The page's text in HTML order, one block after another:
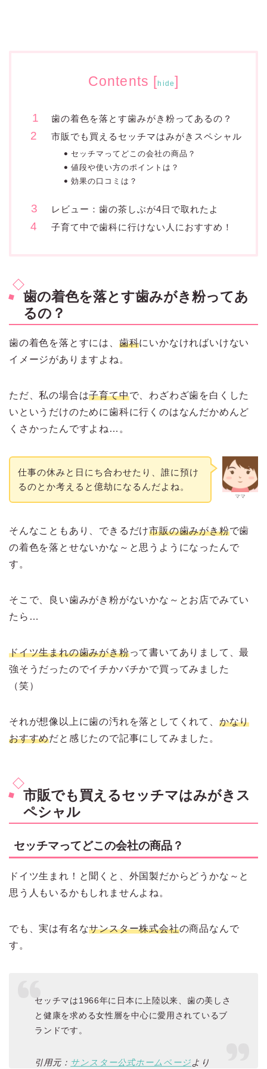
Contents [hide]
歯の着色を落とす歯みがき粉ってあるの？
市販でも買えるセッチマはみがきスペシャル
セッチマってどこの会社の商品？
値段や使い方のポイントは？
効果の口コミは？
レビュー：歯の茶しぶが4日で取れたよ
子育て中で歯科に行けない人におすすめ！
歯の着色を落とす歯みがき粉ってあ
るの？
歯の着色を落とすには、 歯科にいかなければいけない
イメージがありますよね。
ただ、私の場合は子育て中で、わざわざ歯を白くした
いというだけのために歯科に行くのはなんだかめんど
くさかったんですよね…。
ママ
仕事の休みと日にち合わせたり、誰に預け
るのとか考えると億劫になるんだよね。
そんなこともあり、できるだけ市販の歯みがき粉で歯
の着色を落とせないかな～と思うようになったんで
す。
そこで、良い歯みがき粉がないかな～とお店でみてい
たら…
ドイツ生まれの歯みがき粉って書いてありまして、最
強そうだったのでイチかバチかで買ってみました
（笑）
それが想像以上に歯の汚れを落としてくれて、 かなり
おすすめだと感じたので記事にしてみました。
市販でも買えるセッチマはみがきス
ペシャル
セッチマってどこの会社の商品？
ドイツ生まれ！と聞くと、外国製だからどうかな～と
思う人もいるかもしれませんよね。
でも、実は有名なサンスター株式会社の商品なんで
す。
セッチマは1966年に日本に上陸以来、歯の美しさ
と健康を求める女性層を中心に愛用されているブ
ランドです。
引用元： サンスター公式ホームページより